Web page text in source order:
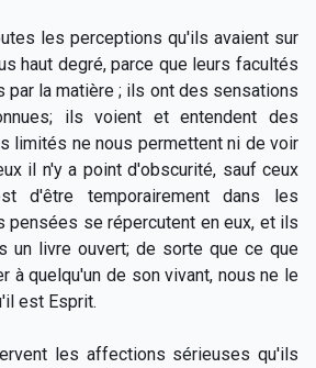
les perceptions qu'ils avaient sur
haut degré, parce que leurs facultés
par la matière ; ils ont des sensations
ils voient et entendent des
limités ne nous permettent ni de voir
il n'y a point d'obscurité, sauf ceux
d'être temporairement dans les
pensées se répercutent en eux, et ils
un livre ouvert; de sorte que ce que
à quelqu'un de son vivant, nous ne le
est Esprit.
les affections sérieuses qu'ils